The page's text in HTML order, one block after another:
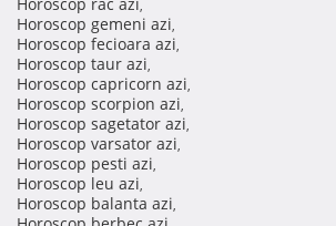
,
Horoscop gemeni azi,
Horoscop fecioara azi,
Horoscop taur azi,
Horoscop capricorn azi,
Horoscop scorpion azi,
Horoscop sagetator azi,
Horoscop varsator azi,
Horoscop pesti azi,
Horoscop leu azi,
Horoscop balanta azi,